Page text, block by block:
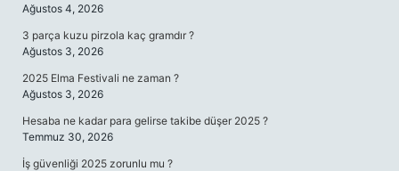
Ağustos 4, 2026
3 parça kuzu pirzola kaç gramdır ?
Ağustos 3, 2026
2025 Elma Festivali ne zaman ?
Ağustos 3, 2026
Hesaba ne kadar para gelirse takibe düşer 2025 ?
Temmuz 30, 2026
İş güvenliği 2025 zorunlu mu ?